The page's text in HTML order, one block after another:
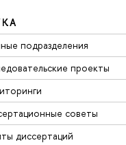
подразделения
проекты
советы
диссертаций